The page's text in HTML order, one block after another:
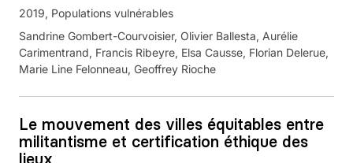
2019 Populations vulnérables
Sandrine Gombert-Courvoisier, Olivier Ballesta, Aurélie
Carimentrand, Francis Ribeyre, Elsa Causse, Florian Delerue,
Marie Line Felonneau, Geoffrey Rioche
Le mouvement des villes équitables entre
militantisme et certification éthique des
lieux